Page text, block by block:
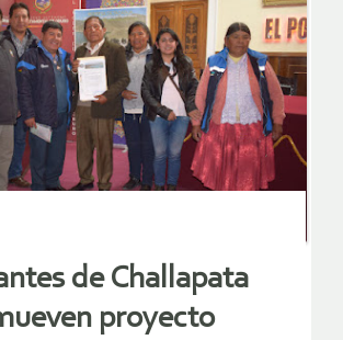
de Challapata
proyecto